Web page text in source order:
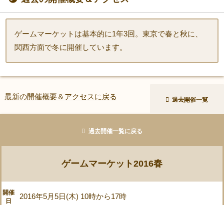
ゲームマーケットは基本的に1年3回。東京で春と秋に、
関西方面で冬に開催しています。
最新の開催概要＆アクセスに戻る 過去開催一覧
過去開催一覧に戻る
ゲームマーケット2016春
開催
日
2016年5月5日(木) 10時から17時